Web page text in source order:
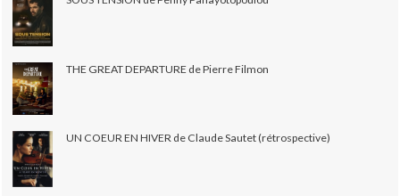
THE GREAT DEPARTURE de Pierre Filmon
UN COEUR EN HIVER de Claude Sautet (rétrospective)